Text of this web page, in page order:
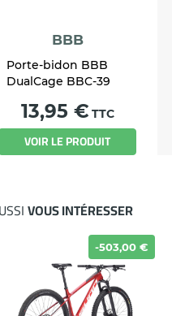
BBB
Porte-bidon BBB
DualCage BBC-39
Prix
13,95 € TTC
VOIR LE PRODUIT
VOUS INTÉRESSER
-503,00 €